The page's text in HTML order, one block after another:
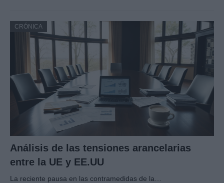
CRÓNICA
Análisis de las tensiones arancelarias
entre la UE y EE.UU
La reciente pausa en las contramedidas de la…